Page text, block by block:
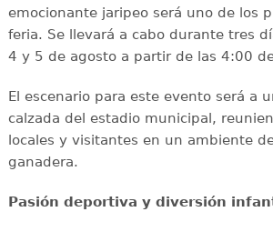
emocionante jaripeo será uno de los
feria. Se llevará a cabo durante tres
4 y 5 de agosto a partir de las 4:00
El escenario para este evento será a
calzada del estadio municipal,
locales y visitantes en un ambiente
ganadera.
Pasión deportiva y diversión